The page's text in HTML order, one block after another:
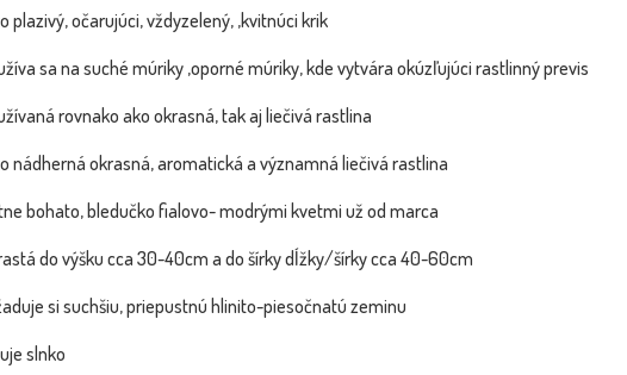
- Rosmarinus
plazivý, očarujúci, vždyzelený, ,kvitnúci krik
sa na suché múriky ,oporné múriky, kde vytvára okúzľujúci rastlinný previs
rovnako ako okrasná, tak aj liečivá rastlina
nádherná okrasná, aromatická a významná liečivá rastlina
bohato, bledučko fialovo- modrými kvetmi už od marca
do výšku cca 30-40cm a do šírky dĺžky/šírky cca 40-60cm
si suchšiu, priepustnú hlinito-piesočnatú zeminu
slnko